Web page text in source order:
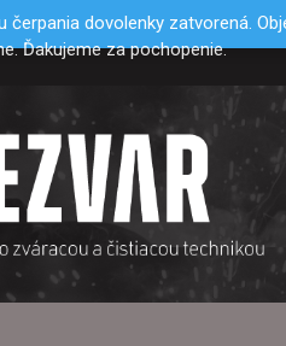
dovolenky zatvorená.
Ďakujeme za pochopenie.